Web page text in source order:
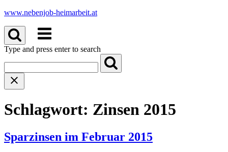
Skip
content
www.nebenjob-heimarbeit.at
Menu
Type and press enter to search
Schlagwort: Zinsen 2015
Sparzinsen im Februar 2015